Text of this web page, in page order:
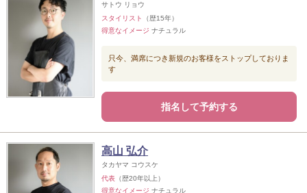
サトウ リョウ
スタイリスト
（歴15年）
得意なイメージ ナチュラル
只今、満席につき新規のお客様をストップしておりま
す
指名して予約する
高山 弘介
タカヤマ コウスケ
代表 （歴20年以上）
得意なイメージ ナチュラル